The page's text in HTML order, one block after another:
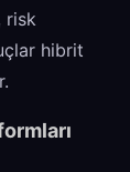
risk
hibrit